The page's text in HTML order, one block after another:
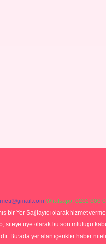
Whatsapp: 0262 606
bir Yer Sağlayıcı olarak hizmet
siteye üye olarak bu sorumluluğu
Burada yer alan içerikler haber